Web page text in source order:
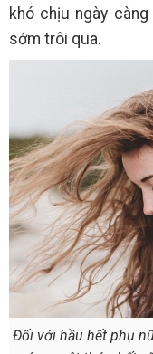
khó chịu ngày
sớm trôi qua.
Đối với hầu hết phụ